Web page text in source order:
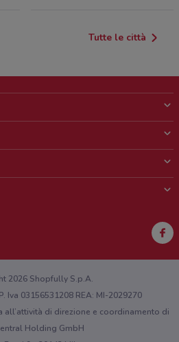
Tutte le città
o sull'app?
2026 Shopfully S.p.A.
Iva 03156531208 REA: MI-2029270
all’attività di direzione e coordinamento di
Holding GmbH